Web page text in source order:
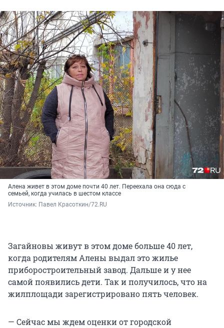
Алена живет в этом доме почти 40 лет. Переехала она сюда с
семьей, когда училась в шестом классе
Источник: Павел Красоткин/72.RU
Загайновы живут в этом доме больше 40 лет,
когда родителям Алены выдал это жилье
приборостроительный завод. Дальше и у нее
самой появились дети. Так и получилось, что на
жилплощади зарегистрировано пять человек.
— Сейчас мы ждем оценки от городской